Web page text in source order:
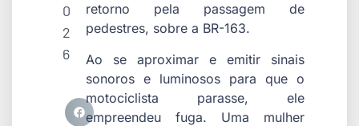
0
2
6
retorno pela passagem de
pedestres, sobre a BR-163.
Ao se aproximar e emitir sinais
sonoros e luminosos para que o
motociclista parasse, ele
empreendeu fuga. Uma mulher